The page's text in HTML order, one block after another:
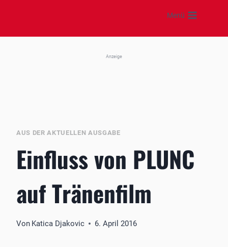
springen
Menü
Anzeige
AUS DER AKTUELLEN AUSGABE
Einfluss von PLUNC
auf Tränenfilm
Von Katica Djakovic 6. April 2016